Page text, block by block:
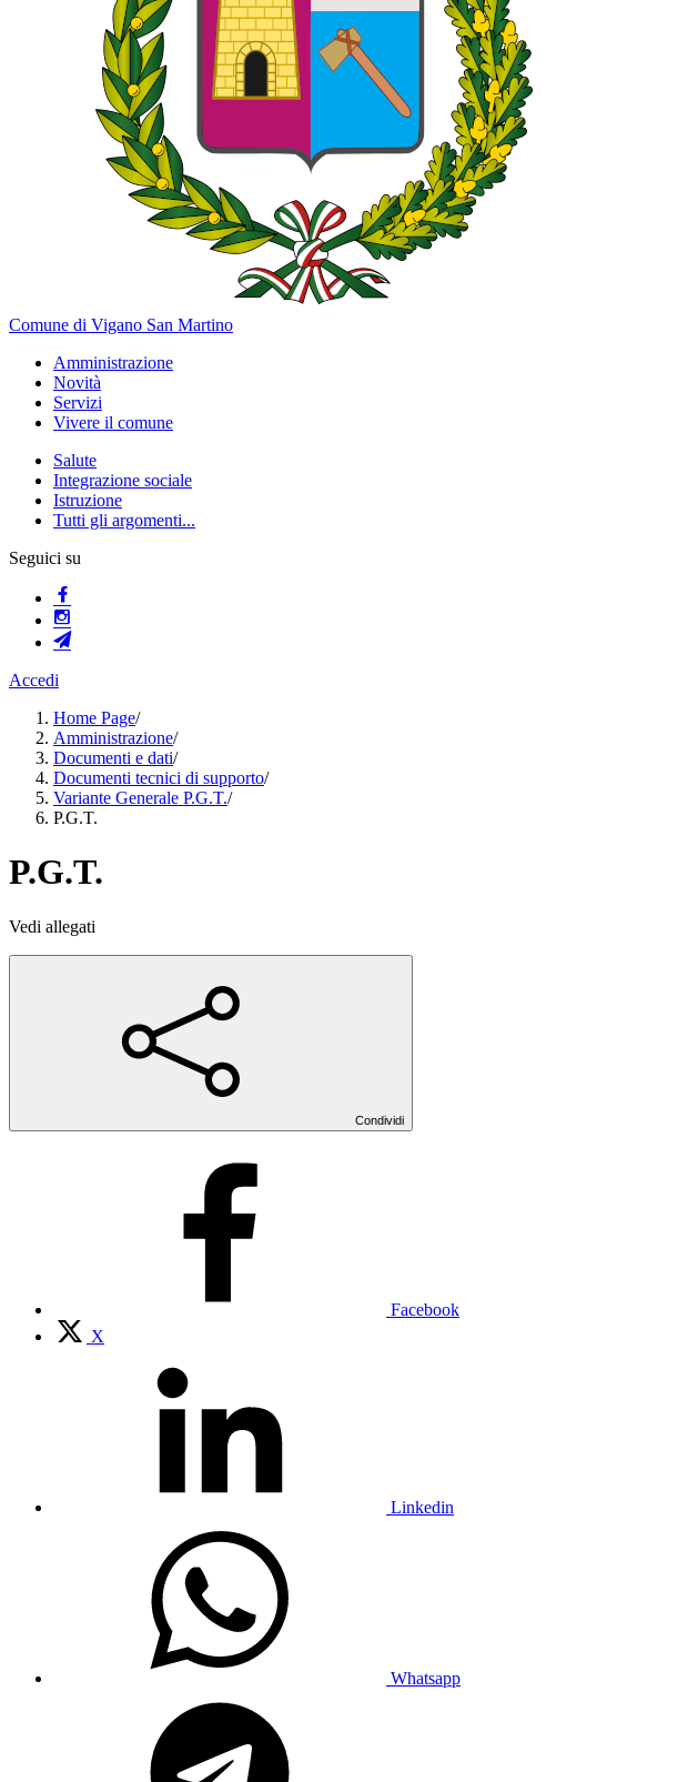
Comune di Vigano San Martino
Amministrazione
Novità
Servizi
Vivere il comune
Salute
Integrazione sociale
Istruzione
Tutti gli argomenti...
Seguici su
Accedi
Home Page/
Amministrazione/
Documenti e dati/
Documenti tecnici di supporto/
Variante Generale P.G.T./
P.G.T.
P.G.T.
Vedi allegati
Condividi
Facebook
X
Linkedin
Whatsapp